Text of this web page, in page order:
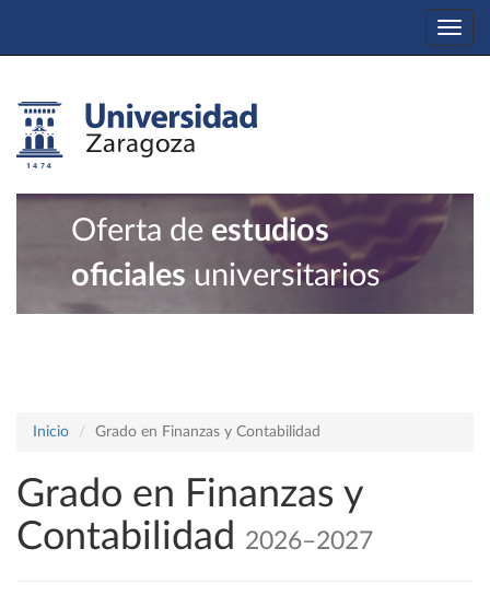
Oferta de estudios
oficiales universitarios
Inicio Grado en Finanzas y Contabilidad
Grado en Finanzas y
Contabilidad
2026–2027